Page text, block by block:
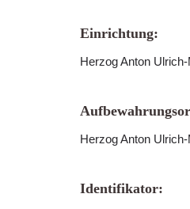
Einrichtung:
Herzog Anton
Herzog Anton
Identifikator: